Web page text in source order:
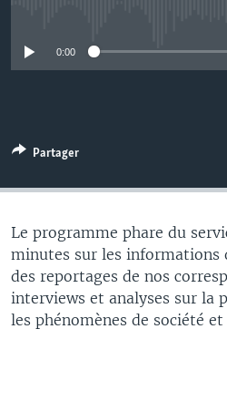
0:00
Partager
Le programme phare du
minutes sur les informations
des reportages de nos
interviews et analyses sur la
les phénomènes de société